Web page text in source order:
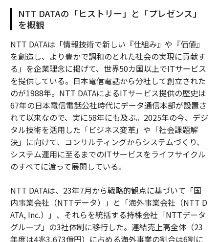
NTT DATAの「ヒストリー」と「プレゼンス」
を概観
NTT DATAは「情報技術で新しい『仕組み』や『価値』
を創造し、より豊かで調和のとれた社会の実現に貢献す
る」を企業理念に掲げて、世界50カ国以上でITサービス
を提供している。日本電信電話から分社して創立された
のが1988年。NTT DATAによるITサービス提供の歴史は
67年の日本電信電話公社時代にデータ通信本部が設置さ
れて以来なので、実に58年にも及ぶ。2025年の今、デジ
タル技術を活用した「ビジネス変革」や「社会課題解
決」に向けて、コンサルティングからシステムづくり、
システム運用に至るまでのITサービスをライフサイクル
のすべてに渡って展開している。
NTT DATAは、23年7月から戦略的観点に基づいて「国
内事業会社（NTTデータ）」と「海外事業会社（NTT D
ATA, Inc.）」、それらを統括する持株会社「NTTデータ
グループ」の3社体制に移行した。連結売上高全体（23
年度は4兆3,673億円）に占める海外事業の割合は6割に